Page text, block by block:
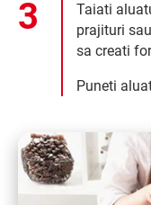
Taiati
prajituri
sa creati
Puneti